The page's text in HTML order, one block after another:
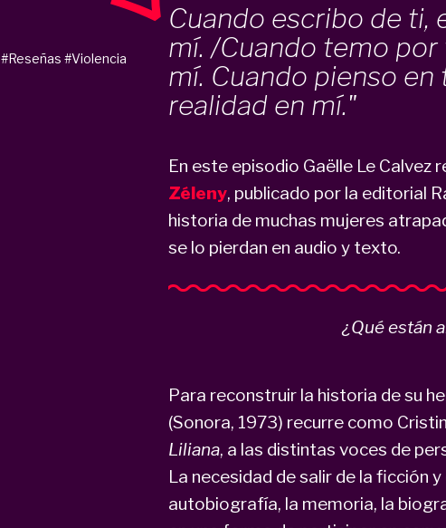
Cuando escribo de ti,
mí. /Cuando temo
mí. Cuando pienso en
realidad en mí."
En este episodio Gaëlle Le Calvez
Zéleny, publicado por la editorial
historia de muchas mujeres
se lo pierdan en audio y texto.
¿Qué están
Para reconstruir la historia de su
(Sonora, 1973) recurre como
Liliana, a las distintas voces de
La necesidad de salir de la ficción y
autobiografía, la memoria, la
#Reseñas #Violencia